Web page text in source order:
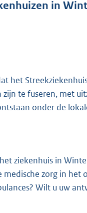
a
o
o
t
3
8
K
in
het
te fuseren, met
onder de
ziekenhuis in
zorg in
Wilt u uw